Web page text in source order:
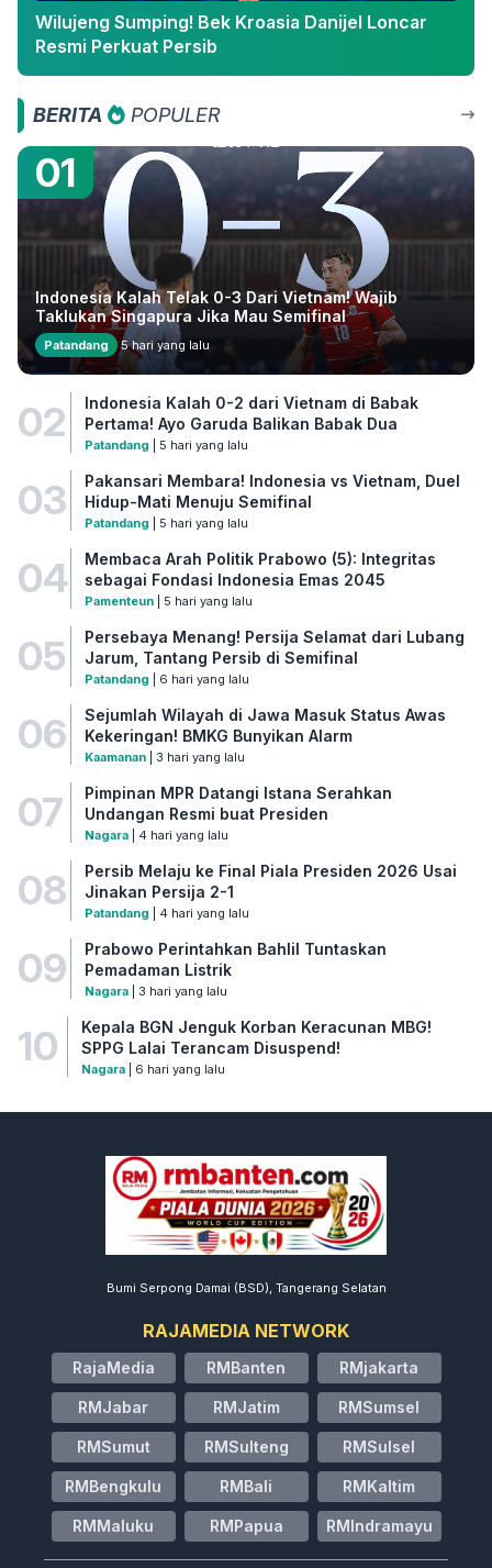
Wilujeng Sumping! Bek Kroasia Danijel Loncar
Resmi Perkuat Persib
BERITA POPULER
01
Indonesia Kalah Telak 0-3 Dari Vietnam! Wajib
Taklukan Singapura Jika Mau Semifinal
Patandang 5 hari yang lalu
02
Indonesia Kalah 0-2 dari Vietnam di Babak
Pertama! Ayo Garuda Balikan Babak Dua
Patandang | 5 hari yang lalu
03
Pakansari Membara! Indonesia vs Vietnam, Duel
Hidup-Mati Menuju Semifinal
Patandang | 5 hari yang lalu
04
Membaca Arah Politik Prabowo (5): Integritas
sebagai Fondasi Indonesia Emas 2045
Pamenteun| 5 hari yang lalu
05
Persebaya Menang! Persija Selamat dari Lubang
Jarum, Tantang Persib di Semifinal
Patandang | 6 hari yang lalu
06
Sejumlah Wilayah di Jawa Masuk Status Awas
Kekeringan! BMKG Bunyikan Alarm
Kaamanan| 3 hari yang lalu
07
Pimpinan MPR Datangi Istana Serahkan
Undangan Resmi buat Presiden
Nagara| 4 hari yang lalu
08
Persib Melaju ke Final Piala Presiden 2026 Usai
Jinakan Persija 2-1
Patandang | 4 hari yang lalu
09
Prabowo Perintahkan Bahlil Tuntaskan
Pemadaman Listrik
Nagara| 3 hari yang lalu
10
Kepala BGN Jenguk Korban Keracunan MBG!
SPPG Lalai Terancam Disuspend!
Nagara| 6 hari yang lalu
Bumi Serpong Damai (BSD), Tangerang Selatan
RAJAMEDIA NETWORK
RajaMedia RMBanten RMjakarta
RMJabar RMJatim RMSumsel
RMSumut RMSulteng RMSulsel
RMBengkulu RMBali RMKaltim
RMMaluku RMPapua RMIndramayu